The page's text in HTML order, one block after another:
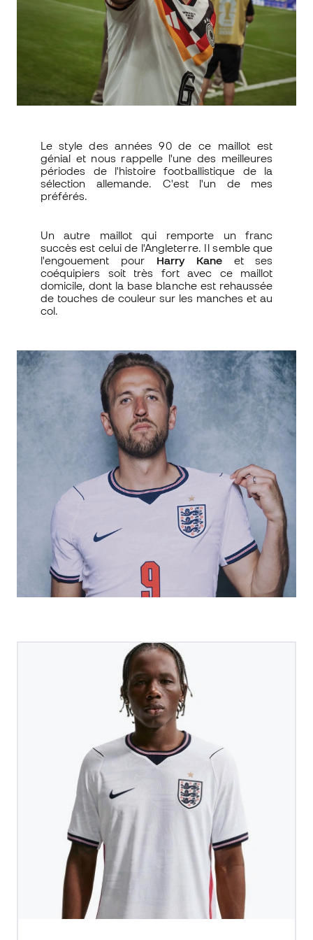
Le style des années 90 de ce maillot est
génial et nous rappelle l'une des meilleures
périodes de l'histoire footballistique de la
sélection allemande. C'est l'un de mes
préférés.
Un autre maillot qui remporte un franc
succès est celui de l'Angleterre. Il semble que
l'engouement pour Harry Kane et ses
coéquipiers soit très fort avec ce maillot
domicile, dont la base blanche est rehaussée
de touches de couleur sur les manches et au
col.